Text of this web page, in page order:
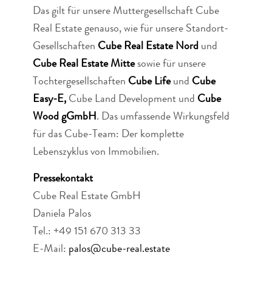
Das gilt für unsere Muttergesellschaft Cube
Real Estate genauso, wie für unsere Standort-
Gesellschaften Cube Real Estate Nordund
Cube Real Estate Mitte sowie für unsere
Tochtergesellschaften Cube Life und Cube
Easy-E, Cube Land Development und Cube
Wood gGmbH. Das umfassende Wirkungsfeld
für das Cube-Team: Der komplette
Lebenszyklus von Immobilien.
Pressekontakt
Cube Real Estate GmbH
Daniela Palos
Tel.: +49 151 670 313 33
E-Mail: palos@cube-real.estate